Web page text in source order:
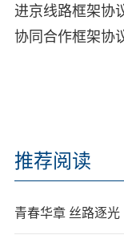
进京线路框架协
协同合作框架协
推荐阅读
青春华章 丝路逐